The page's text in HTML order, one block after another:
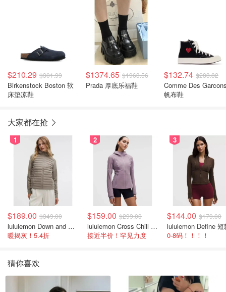
$210.29 $301.99
Birkenstock Boston 软
床垫凉鞋
$1374.65 $1963.56
Prada 厚底乐福鞋
$132.74 $283.82
Comme Des
帆布鞋
大家都在抢
1
$189.00 $349.00
lululemon Down and Around 羽绒夹克
暖揭灰！5.4折
2
$159.00 $299.00
lululemon Cross Chill 女士运动外套
接近半价！罕见力度
3
$144.00 $179.00
0-8码！！！！
猜你喜欢